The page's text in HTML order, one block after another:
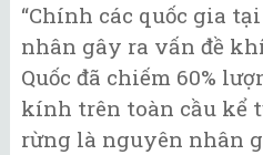
“Chính các quốc gia
nhân gây ra vấn đề
Quốc đã chiếm 60%
kính trên toàn cầu kể
rừng là nguyên nhân